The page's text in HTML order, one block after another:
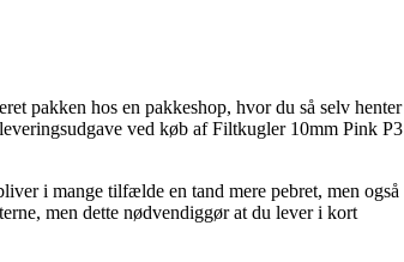
pakken hos en pakkeshop, hvor du så selv henter
ved køb af Filtkugler 10mm Pink P3
i mange tilfælde en tand mere pebret, men også
men dette nødvendiggør at du lever i kort